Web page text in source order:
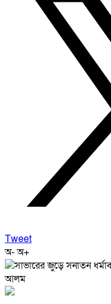
Tweet
অ-অ+